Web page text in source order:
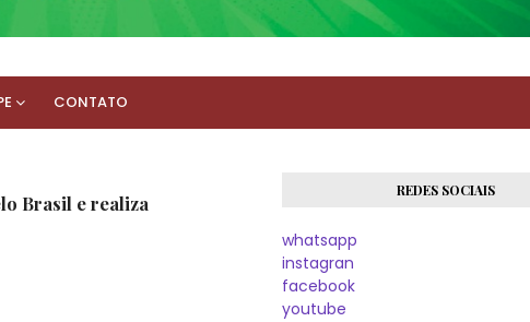
CONTATO
Brasil e realiza
REDES SOCIAIS
whatsapp
instagran
facebook
youtube